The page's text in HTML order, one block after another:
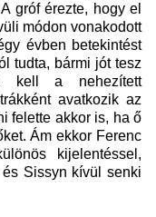
gróf érezte, hogy el
módon vonakodott
évben betekintést
tudta, bármi jót tesz
kell a nehezített
avatkozik az
felette akkor is, ha ő
Ám ekkor Ferenc
kijelentéssel,
Sissyn kívül senki